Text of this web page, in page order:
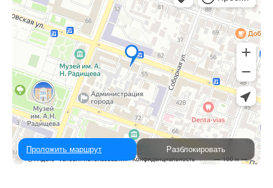
Проложить маршрут Разблокировать